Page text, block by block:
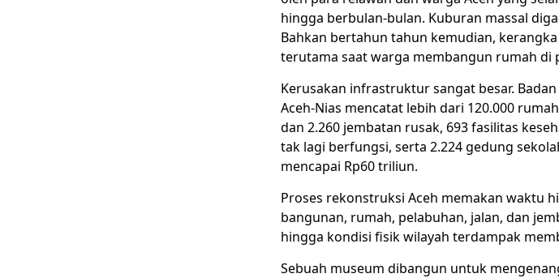
hingga berbulan-bulan. Kuburan massal
Bahkan bertahun tahun kemudian,
terutama saat warga membangun rumah di
Kerusakan infrastruktur sangat besar.
Aceh-Nias mencatat lebih dari 120.000
dan 2.260 jembatan rusak, 693 fasilitas
tak lagi berfungsi, serta 2.224 gedung
mencapai Rp60 triliun.
Proses rekonstruksi Aceh memakan waktu
bangunan, rumah, pelabuhan, jalan, dan
hingga kondisi fisik wilayah terdampak
Sebuah museum dibangun untuk